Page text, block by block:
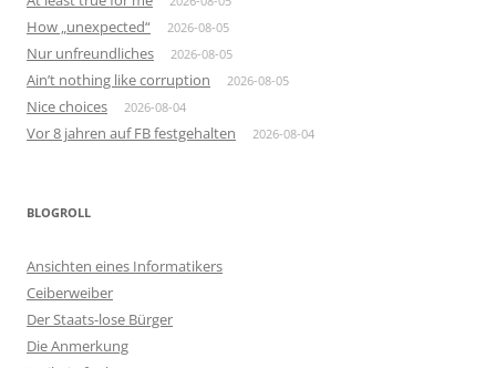
How „unexpected“ 2026-08-05
Nur unfreundliches 2026-08-05
Ain’t nothing like corruption 2026-08-05
Nice choices 2026-08-04
Vor 8 jahren auf FB festgehalten 2026-08-04
BLOGROLL
Ansichten eines Informatikers
Ceiberweiber
Der Staats-lose Bürger
Die Anmerkung